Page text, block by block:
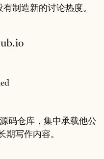
制造新的讨论热度。
码仓库，集中承载他公
写作内容。